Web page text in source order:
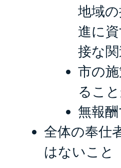
地域
進に
接な
市の
るこ
無報
全体の奉仕
はないこと